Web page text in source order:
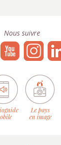
Nous suivre
Le pays
en image